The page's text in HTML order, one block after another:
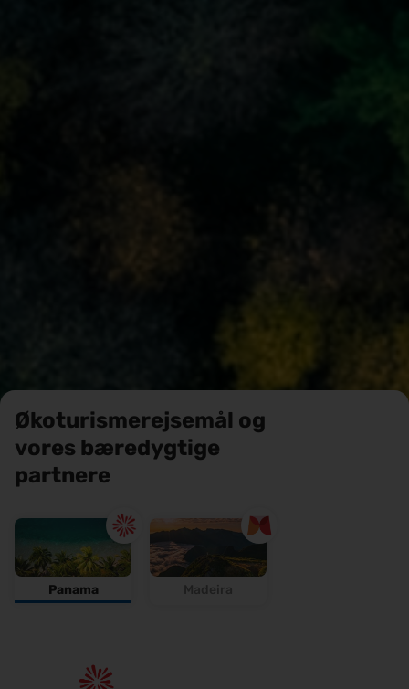
Økoturismerejsemål og
vores bæredygtige
partnere
Panama